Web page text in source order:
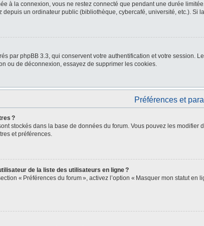
à la connexion, vous ne restez connecté que pendant une durée
depuis un ordinateur public (bibliothèque, cybercafé, université, etc.).
par phpBB 3.3, qui conservent votre authentification et votre
ou de déconnexion, essayez de supprimer les cookies.
Préférences et
?
stockés dans la base de données du forum. Vous pouvez les
et préférences.
de la liste des utilisateurs en ligne ?
« Préférences du forum », activez l’option « Masquer mon statut